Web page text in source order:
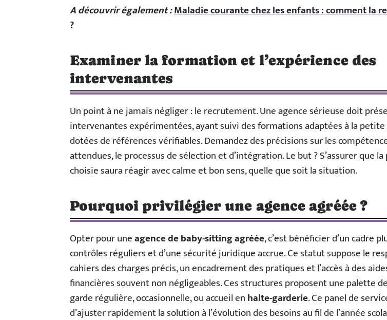
A découvrir également :Maladie courante chez les enfants : comment la
?
Examiner la formation et l’expérience des
intervenantes
Un point à ne jamais négliger : le recrutement. Une agence sérieuse doit
intervenantes expérimentées, ayant suivi des formations adaptées à la
dotées de références vérifiables. Demandez des précisions sur les
attendues, le processus de sélection et d’intégration. Le but ? S’assurer que
choisie saura réagir avec calme et bon sens, quelle que soit la situation.
Pourquoi privilégier une agence agréée ?
Opter pour uneagence de baby-sitting agréée, c’est bénéficier d’un cadre
contrôles réguliers et d’une sécurité juridique accrue. Ce statut suppose le
cahiers des charges précis, un encadrement des pratiques et l’accès à des
financières souvent non négligeables. Ces structures proposent une palette
garde régulière, occasionnelle, ou accueil enhalte-garderie. Ce panel de
d’ajuster rapidement la solution à l’évolution des besoins au fil de l’année